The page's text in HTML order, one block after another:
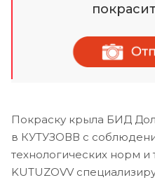
Покраску крыла БИД
в КУТУЗОВВ с
технологических норм
KUTUZOVV